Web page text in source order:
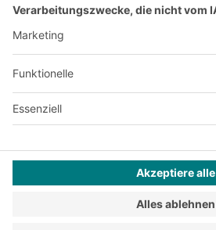
+49 (6753) 122-922
Dieses Angebot ist für Industrie,
freien Berufe zur Verwendung in der
beruflichen oder gewerblichen Tätigkeit